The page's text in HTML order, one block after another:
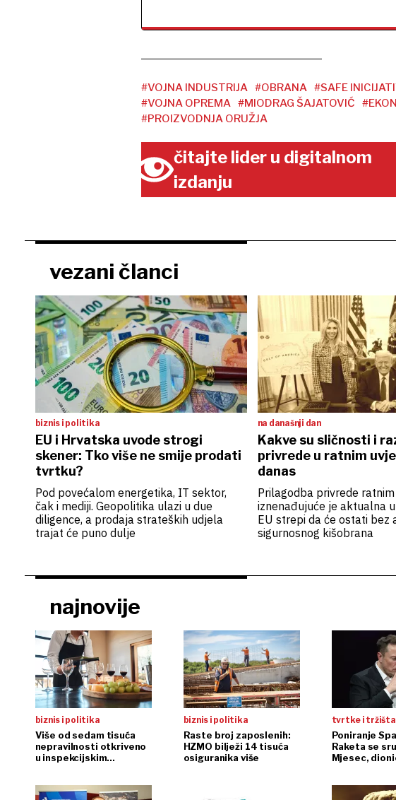
#VOJNA INDUSTRIJA #OBRANA #SAFE
#VOJNA OPREMA #MIODRAG ŠAJATOVIĆ
#PROIZVODNJA ORUŽJA
čitajte lider u digitalnom
izdanju
vezani članci
biznis i politika
EU i Hrvatska uvode strogi
skener: Tko više ne smije prodati
tvrtku?
Pod povećalom energetika, IT sektor,
čak i mediji. Geopolitika ulazi u due
diligence, a prodaja strateških udjela
trajat će puno dulje
na današnji dan
Kakve su sličnosti i
privrede u ratnim
danas
Prilagodba privrede
iznenađujuće je aktualna
EU strepi da će ostati bez
sigurnosnog kišobrana
najnovije
biznis i politika
Više od sedam tisuća
nepravilnosti otkriveno
u inspekcijskim
biznis i politika
Raste broj zaposlenih:
HZMO bilježi 14 tisuća
osiguranika više
tvrtke i tržišta
Poniranje
Raketa se
Mjesec,